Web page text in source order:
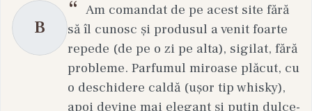
B
Am comandat de pe acest site fără
să îl cunosc și produsul a venit foarte
repede (de pe o zi pe alta), sigilat, fără
probleme. Parfumul miroase plăcut, cu
o deschidere caldă (ușor tip whisky),
apoi devine mai elegant și puțin dulce-